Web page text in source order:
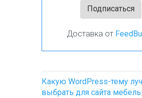
Доставка от
Какую WordPress-тему
выбрать для сайта